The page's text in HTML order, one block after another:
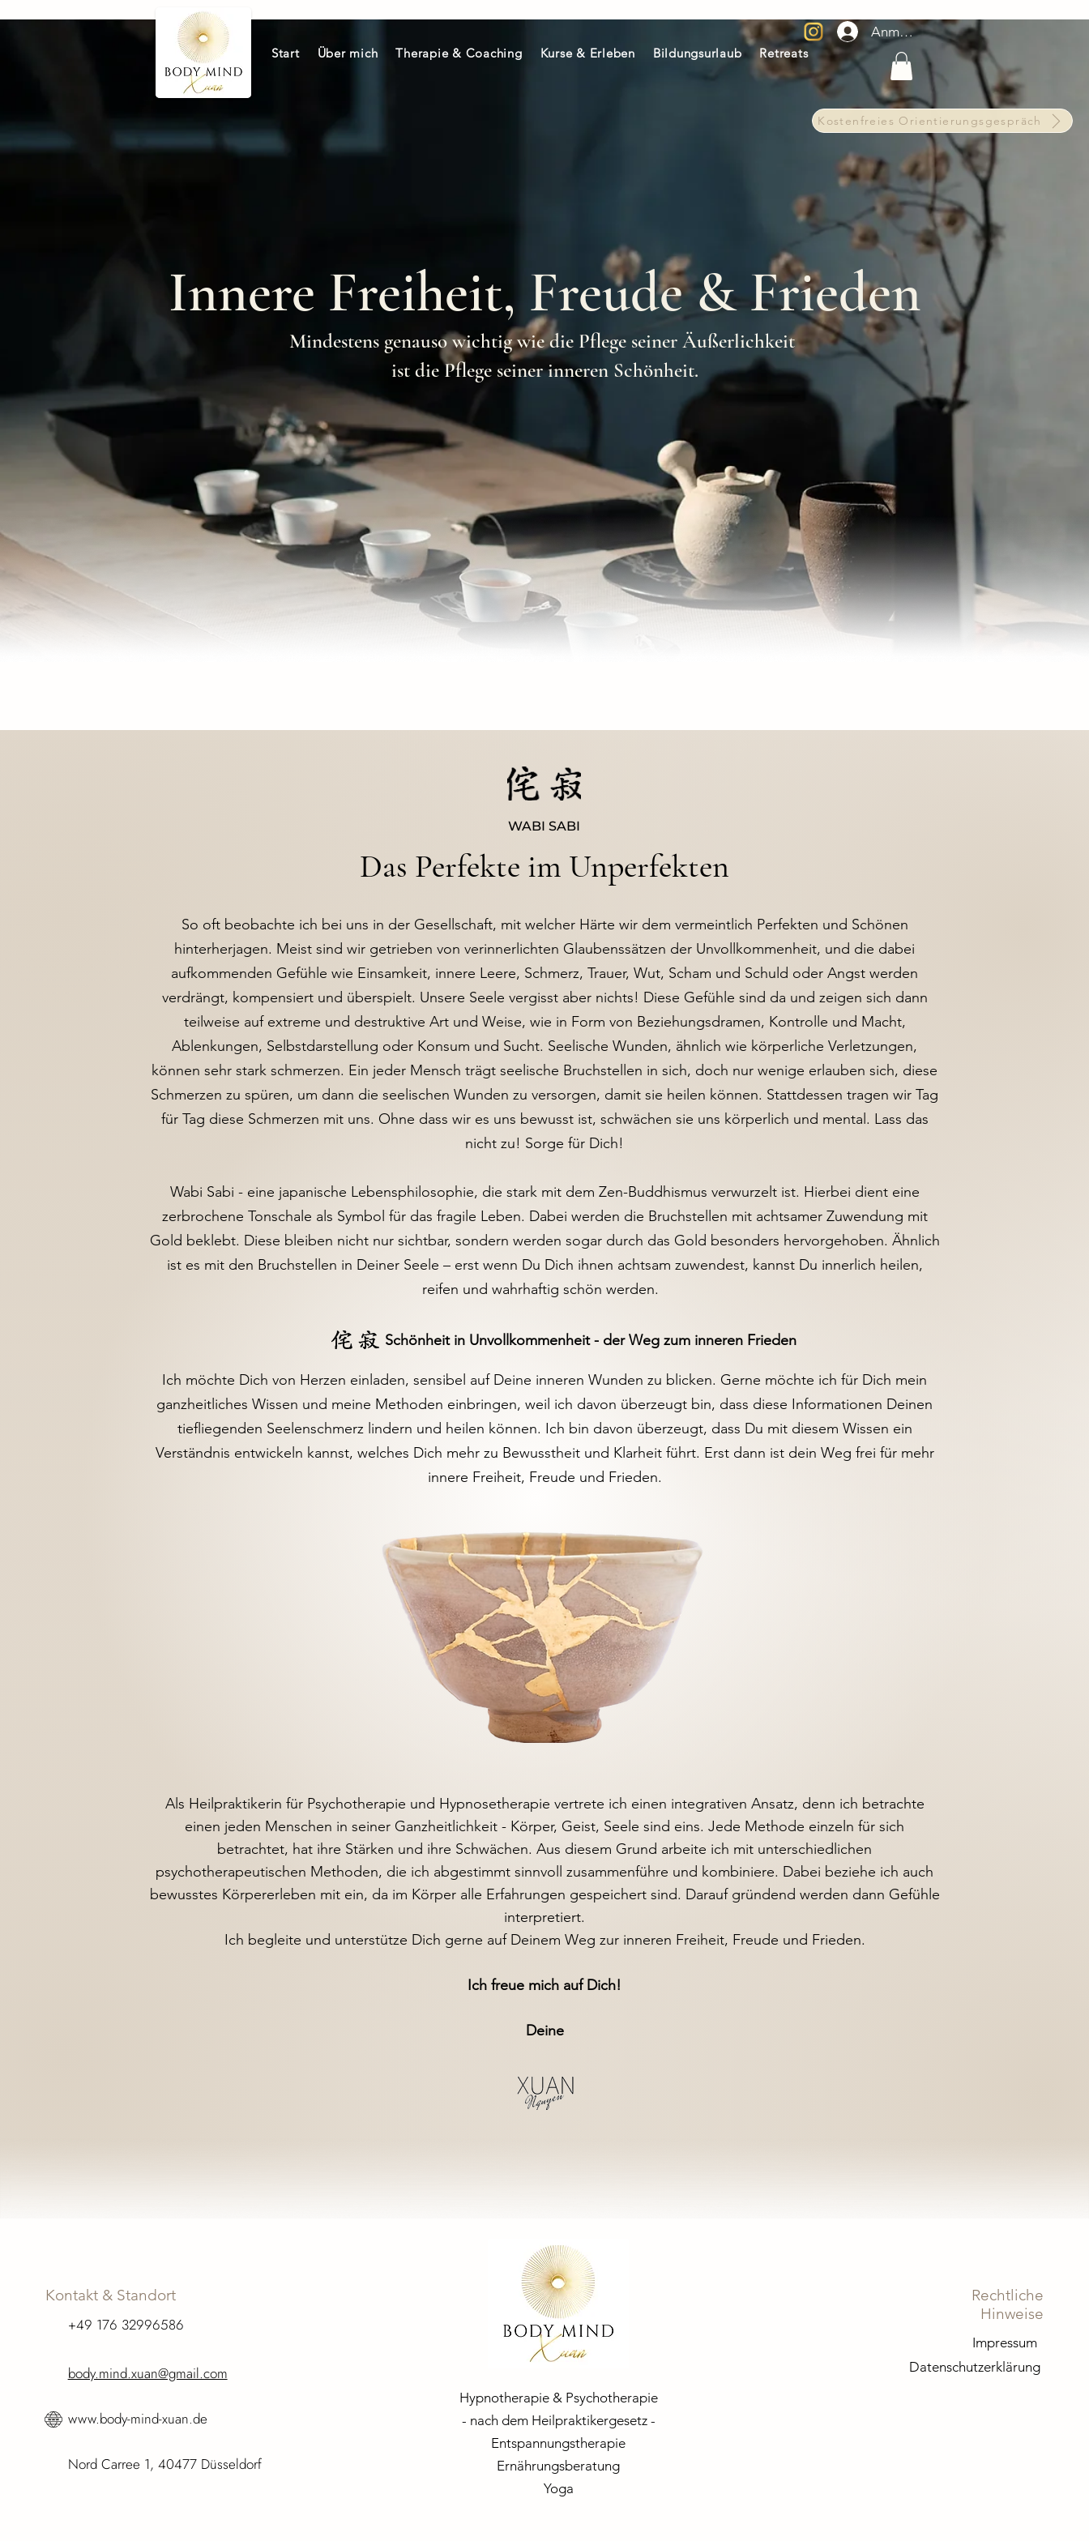
Kostenfreies Orientierungsgespräch
Start Über mich Therapie & Coaching Kurse & Erleben Bildungsurlaub Retreats
Anmelden
Innere Freiheit, Freude & Frieden
Mindestens genauso wichtig wie die Pflege seiner Äußerlichkeit
ist die Pflege seiner inneren Schönheit.
WABI SABI
Das Perfekte im Unperfekten
So oft beobachte ich bei uns in der Gesellschaft, mit welcher Härte wir dem vermeintlich Perfekten und Schönen
hinterherjagen. Meist sind wir getrieben von verinnerlichten Glaubenssätzen der Unvollkommenheit, und die dabei
aufkommenden Gefühle wie Einsamkeit, innere Leere, Schmerz, Trauer, Wut, Scham und Schuld oder Angst werden
verdrängt, kompensiert und überspielt. Unsere Seele vergisst aber nichts! Diese Gefühle sind da und zeigen sich dann
teilweise auf extreme und destruktive Art und Weise, wie in Form von Beziehungsdramen, Kontrolle und Macht,
Ablenkungen, Selbstdarstellung oder Konsum und Sucht. Seelische Wunden, ähnlich wie körperliche Verletzungen,
können sehr stark schmerzen. Ein jeder Mensch trägt seelische Bruchstellen in sich, doch nur wenige erlauben sich, diese
Schmerzen zu spüren, um dann die seelischen Wunden zu versorgen, damit sie heilen können. Stattdessen tragen wir Tag
für Tag diese Schmerzen mit uns. Ohne dass wir es uns bewusst ist, schwächen sie uns körperlich und mental. Lass das
nicht zu! Sorge für Dich!
Wabi Sabi - eine japanische Lebensphilosophie, die stark mit dem Zen-Buddhismus verwurzelt ist. Hierbei dient eine
zerbrochene Tonschale als Symbol für das fragile Leben. Dabei werden die Bruchstellen mit achtsamer Zuwendung mit
Gold beklebt. Diese bleiben nicht nur sichtbar, sondern werden sogar durch das Gold besonders hervorgehoben. Ähnlich
ist es mit den Bruchstellen in Deiner Seele – erst wenn Du Dich ihnen achtsam zuwendest, kannst Du innerlich heilen,
reifen und wahrhaftig schön werden. ​​
Schönheit in Unvollkommenheit - der Weg zum inneren Frieden
Ich möchte Dich von Herzen einladen, sensibel auf Deine inneren Wunden zu blicken. Gerne möchte ich für Dich mein
ganzheitliches Wissen und meine Methoden einbringen, weil ich davon überzeugt bin, dass diese Informationen Deinen
tiefliegenden Seelenschmerz lindern und heilen können. Ich bin davon überzeugt, dass Du mit diesem Wissen ein
Verständnis entwickeln kannst, welches Dich mehr zu Bewusstheit und Klarheit führt. Erst dann ist dein Weg frei für mehr
innere Freiheit, Freude und Frieden.
Als Heilpraktikerin für Psychotherapie und Hypnosetherapie vertrete ich einen integrativen Ansatz, denn ich betrachte
einen jeden Menschen in seiner Ganzheitlichkeit - Körper, Geist, Seele sind eins. Jede Methode einzeln für sich
betrachtet, hat ihre Stärken und ihre Schwächen. Aus diesem Grund arbeite ich mit unterschiedlichen
psychotherapeutischen Methoden, die ich abgestimmt sinnvoll zusammenführe und kombiniere. Dabei beziehe ich auch
bewusstes Körpererleben mit ein, da im Körper alle Erfahrungen gespeichert sind. Darauf gründend werden dann Gefühle
interpretiert.
Ich begleite und unterstütze Dich gerne auf Deinem Weg zur inneren Freiheit, Freude und Frieden.
Ich freue mich auf Dich!
Deine​
Kontakt & Standort
+49 176 32996586
body.mind.xuan@gmail.com
www.body-mind-xuan.de
​Nord Carree 1, 40477 Düsseldorf
Hypnotherapie & Psychotherapie
- nach dem Heilpraktikergesetz -
Entspannungstherapie
Ernährungsberatung
Yoga
Rechtliche
Hinweise
Impressum
Datenschutzerklärung